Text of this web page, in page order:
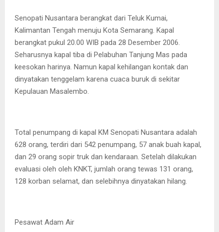
Senopati Nusantara berangkat dari Teluk Kumai,
Kalimantan Tengah menuju Kota Semarang. Kapal
berangkat pukul 20.00 WIB pada 28 Desember 2006.
Seharusnya kapal tiba di Pelabuhan Tanjung Mas pada
keesokan harinya. Namun kapal kehilangan kontak dan
dinyatakan tenggelam karena cuaca buruk di sekitar
Kepulauan Masalembo.
Total penumpang di kapal KM Senopati Nusantara adalah
628 orang, terdiri dari 542 penumpang, 57 anak buah kapal,
dan 29 orang sopir truk dan kendaraan. Setelah dilakukan
evaluasi oleh oleh KNKT, jumlah orang tewas 131 orang,
128 korban selamat, dan selebihnya dinyatakan hilang.
Pesawat Adam Air